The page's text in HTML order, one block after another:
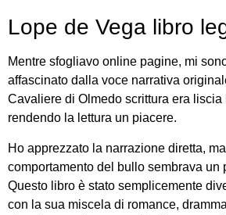
Lope de Vega libro
Mentre sfogliavo online pagine, mi
affascinato dalla voce narrativa
Cavaliere di Olmedo scrittura era
rendendo la lettura un piacere.
Ho apprezzato la narrazione diretta,
comportamento del bullo sembrava un
Questo libro è stato semplicemente
con la sua miscela di romance,